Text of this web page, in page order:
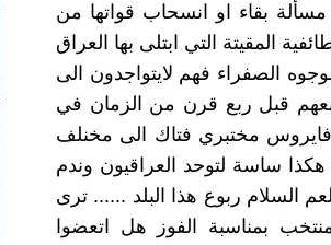
بقاء او انسحاب قواتها من
المقيتة التي ابتلى بها العراق
الصفراء فهم لايتواجدون الى
قبل ربع قرن من الزمان في
فايروس مختبري فتاك الى مخنلف
ساسة لتوحد العراقيون وندم
السلام ربوع هذا البلد ...... ترى
بمناسبة الفوز هل اتعضوا